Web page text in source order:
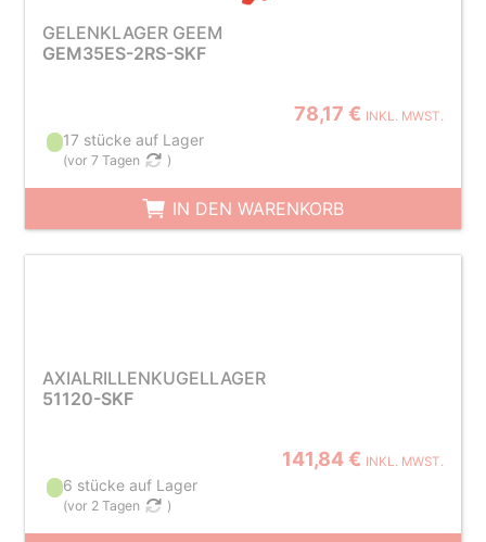
GELENKLAGER GEEM
GEM35ES-2RS-SKF
78,17 € INKL. MWST.
17 stücke auf Lager
(vor 7 Tagen )
IN DEN WARENKORB
AXIALRILLENKUGELLAGER
51120-SKF
141,84 € INKL. MWST.
6 stücke auf Lager
(vor 2 Tagen )